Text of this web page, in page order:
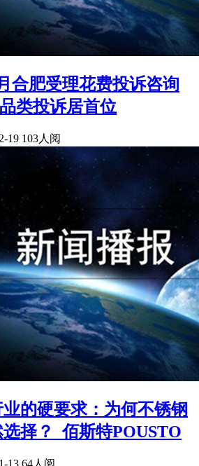
合肥受理花费投诉咨询
类投诉居首位
19 103人阅
的硬要求：为何不锈钢
择？_佰斯特POUSTO
13 64人阅